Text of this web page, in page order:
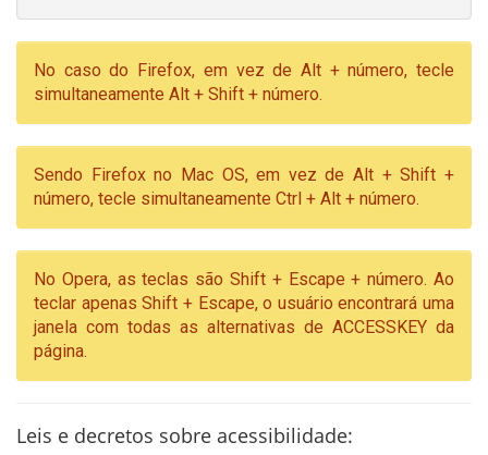
No caso do Firefox, em vez de Alt + número, tecle
simultaneamente Alt + Shift + número.
Sendo Firefox no Mac OS, em vez de Alt + Shift +
número, tecle simultaneamente Ctrl + Alt + número.
No Opera, as teclas são Shift + Escape + número. Ao
teclar apenas Shift + Escape, o usuário encontrará uma
janela com todas as alternativas de ACCESSKEY da
página.
Leis e decretos sobre acessibilidade: